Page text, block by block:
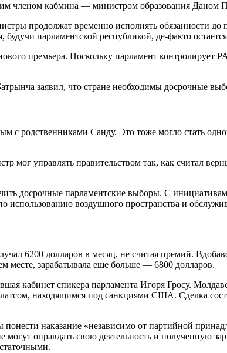
членом кабмина — министром образования Даном
продолжат временно исполнять обязанности
парламентской республикой, де-факто остается
премьера. Поскольку парламент контролирует
заявил, что стране необходимы досрочные
с родственниками Санду. Это тоже могло стать
мог управлять правительством так, как считал
досрочные парламентские выборы. С
использованию воздушного пространства и
6200 долларов в месяц, не считая премий.
месте, зарабатывала еще больше — 6800 долларов.
кабинет спикера парламента Игоря Гросу.
находящимся под санкциями США. Сделка
наказание «независимо от партийной
оправдать свою деятельность и полученную